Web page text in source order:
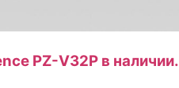
PZ-V32P в наличии.